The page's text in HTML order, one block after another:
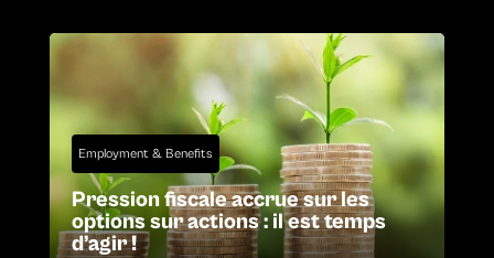
Employment & Benefits
Pression fiscale accrue sur les
options sur actions : il est temps
d’agir !